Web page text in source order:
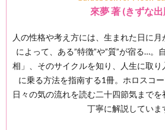
來夢 著 (きずな出
人の性格や考え方には、生まれた日に
によって、ある”特徴”や”質”が宿る…。
相」、そのサイクルを知り、人生に取
に乗る方法を指南する1冊。ホロスコー
日々の気の流れを読む二十四節気までを
丁寧に解説していま